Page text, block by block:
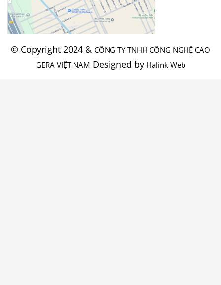
© Copyright 2024 & CÔNG TY TNHH CÔNG NGHỆ CAO
GERA VIỆT NAM Designed by Halink Web